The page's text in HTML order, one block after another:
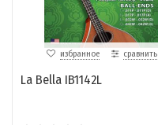
избранное сравнить
La Bella IB1142L